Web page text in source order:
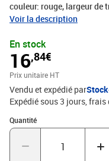
couleur: rouge, largeur de
2605002 / BL-G2-7-R),
Voir la description
En stock
16,84€
Prix unitaire HT
Vendu et expédié par
Expédié sous 3 jours,
Quantité
Quantité : 1